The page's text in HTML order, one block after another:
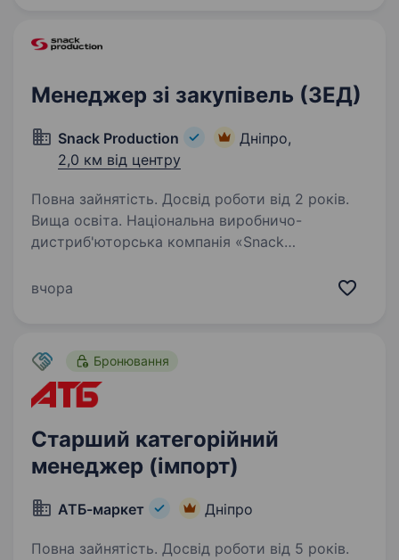
Менеджер зі закупівель (ЗЕД)
Snack Production
Дніпро,
2,0 км від центру
Повна зайнятість. Досвід роботи від 2 років.
Вища освіта. Національна виробничо-
дистриб'юторська компанія «Snack
снекової продукції з відомими брендами«
вчора
Бронювання
Старший категорійний
менеджер (імпорт)
АТБ-маркет Дніпро
Повна зайнятість. Досвід роботи від 5 років.